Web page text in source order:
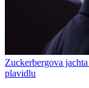
Zuckerbergova
plavidlu